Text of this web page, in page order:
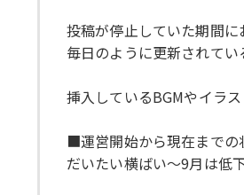
投稿が停止していた期間
毎日のように更新されてい
挿入しているBGMやイラ
■運営開始から現在までの
だいたい横ばい～9月は低